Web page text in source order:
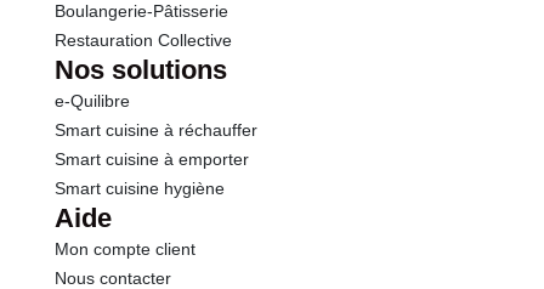
Boulangerie-Pâtisserie
Restauration Collective
Nos solutions
e-Quilibre
Smart cuisine à réchauffer
Smart cuisine à emporter
Smart cuisine hygiène
Aide
Mon compte client
Nous contacter